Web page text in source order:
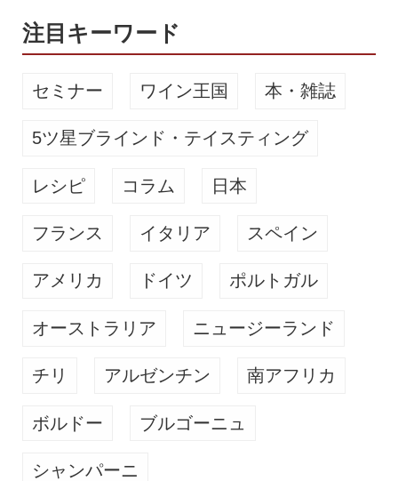
注目キーワード
セミナー ワイン王国 本・雑誌
5ツ星ブラインド・テイスティング
レシピ コラム 日本
フランス イタリア スペイン
アメリカ ドイツ ポルトガル
オーストラリア ニュージーランド
チリ アルゼンチン 南アフリカ
ボルドー ブルゴーニュ
シャンパーニ